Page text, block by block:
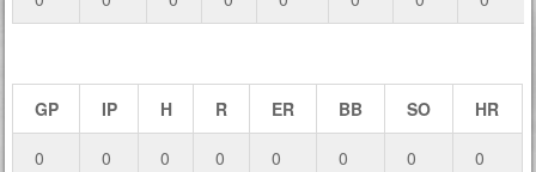
GP IP H R ER BB SO HR
0 0 0 0 0 0 0 0